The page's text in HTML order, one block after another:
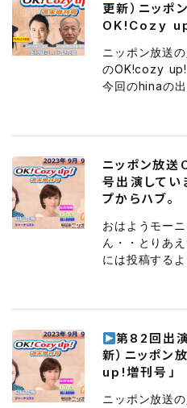
更新）ニッポ
OK!Cozy
ニッポン放送
のOK!cozy up!
今回のhinaの
ニッポン放
号出演してい
プからハブ。
おはようモー
ん・・とりあ
には投稿する
第82回出
新）ニッポン
up!増刊号」
ニッポン放送